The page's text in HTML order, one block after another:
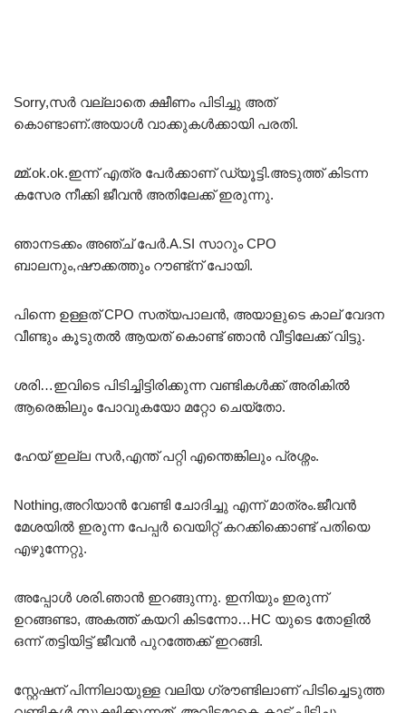
Sorry,സർ വല്ലാതെ ക്ഷീണം പിടിച്ചു അത്
കൊണ്ടാണ്.അയാൾ വാക്കുകൾക്കായി പരതി.
മ്മ്.ok.ok.ഇന്ന് എത്ര പേർക്കാണ് ഡ്യൂട്ടി.അടുത്ത് കിടന്ന
കസേര നീക്കി ജീവൻ അതിലേക്ക് ഇരുന്നു.
ഞാനടക്കം അഞ്ച് പേർ.A.SI സാറും CPO
ബാലനും,ഷൗക്കത്തും റൗണ്ട്ന് പോയി.
പിന്നെ ഉള്ളത് CPO സത്യപാലൻ, അയാളുടെ കാല് വേദന
വീണ്ടും കൂടുതൽ ആയത് കൊണ്ട് ഞാൻ വീട്ടിലേക്ക് വിട്ടു.
ശരി…ഇവിടെ പിടിച്ചിട്ടിരിക്കുന്ന വണ്ടികൾക്ക് അരികിൽ
ആരെങ്കിലും പോവുകയോ മറ്റോ ചെയ്തോ.
ഹേയ് ഇല്ല സർ,എന്ത് പറ്റി എന്തെങ്കിലും പ്രശ്നം.
Nothing,അറിയാൻ വേണ്ടി ചോദിച്ചു എന്ന് മാത്രം.ജീവൻ
മേശയിൽ ഇരുന്ന പേപ്പർ വെയിറ്റ് കറക്കിക്കൊണ്ട് പതിയെ
എഴുന്നേറ്റു.
അപ്പോൾ ശരി.ഞാൻ ഇറങ്ങുന്നു. ഇനിയും ഇരുന്ന്
ഉറങ്ങണ്ടാ, അകത്ത് കയറി കിടന്നോ…HC യുടെ തോളിൽ
ഒന്ന് തട്ടിയിട്ട് ജീവൻ പുറത്തേക്ക് ഇറങ്ങി.
സ്റ്റേഷന് പിന്നിലായുള്ള വലിയ ഗ്രൗണ്ടിലാണ് പിടിച്ചെടുത്ത